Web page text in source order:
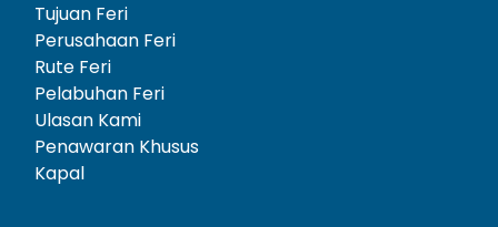
Tujuan Feri
Perusahaan Feri
Rute Feri
Pelabuhan Feri
Ulasan Kami
Penawaran Khusus
Kapal